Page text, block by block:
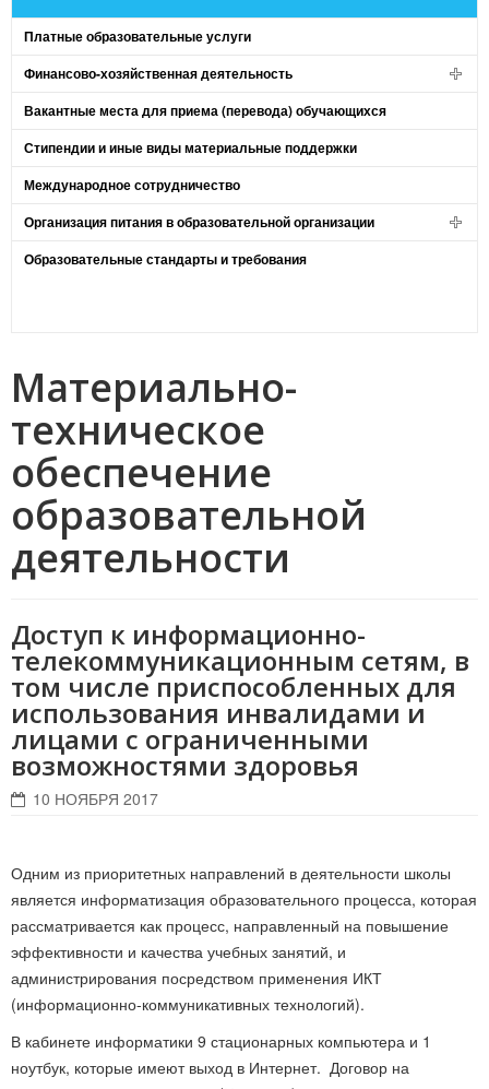
Платные образовательные услуги
Финансово-хозяйственная деятельность
Вакантные места для приема (перевода) обучающихся
Стипендии и иные виды материальные поддержки
Международное сотрудничество
Организация питания в образовательной организации
Образовательные стандарты и требования
Материально-
техническое
обеспечение
образовательной
деятельности
Доступ к информационно-
телекоммуникационным сетям, в
том числе приспособленных для
использования инвалидами и
лицами с ограниченными
возможностями здоровья
10 НОЯБРЯ 2017
Одним из приоритетных направлений в деятельности школы
является информатизация образовательного процесса, которая
рассматривается как процесс, направленный на повышение
эффективности и качества учебных занятий, и
администрирования посредством применения ИКТ
(информационно-коммуникативных технологий).
В кабинете информатики 9 стационарных компьютера и 1
ноутбук, которые имеют выход в Интернет. Договор на